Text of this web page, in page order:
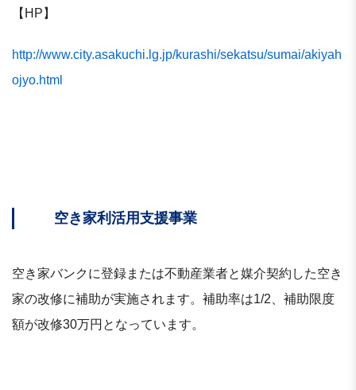
【HP】
http://www.city.asakuchi.lg.jp/kurashi/sekatsu/sumai/akiyah
ojyo.html
空き家利活用支援事業
空き家バンクに登録または不動産業者と媒介契約した空き
家の改修に補助が実施されます。補助率は1/2、補助限度
額が改修30万円となっています。